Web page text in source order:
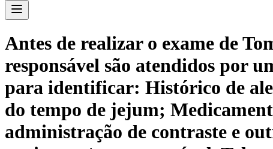
Antes de realizar o exame de
responsável são atendidos por
para identificar: Histórico de
do tempo de jejum;
administração de contraste e